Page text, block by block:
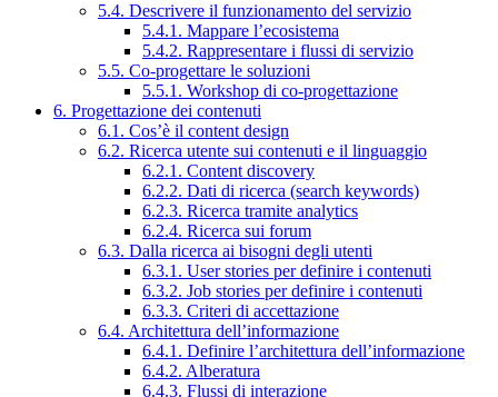
5.4. Descrivere il funzionamento del servizio
5.4.1. Mappare l’ecosistema
5.4.2. Rappresentare i flussi di servizio
5.5. Co-progettare le soluzioni
5.5.1. Workshop di co-progettazione
6. Progettazione dei contenuti
6.1. Cos’è il content design
6.2. Ricerca utente sui contenuti e il linguaggio
6.2.1. Content discovery
6.2.2. Dati di ricerca (search keywords)
6.2.3. Ricerca tramite analytics
6.2.4. Ricerca sui forum
6.3. Dalla ricerca ai bisogni degli utenti
6.3.1. User stories per definire i contenuti
6.3.2. Job stories per definire i contenuti
6.3.3. Criteri di accettazione
6.4. Architettura dell’informazione
6.4.1. Definire l’architettura dell’informazione
6.4.2. Alberatura
6.4.3. Flussi di interazione